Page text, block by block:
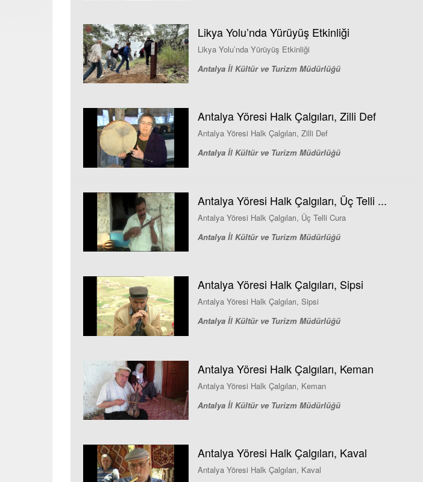
Likya Yolu’nda Yürüyüş Etkinliği
Likya Yolu’nda Yürüyüş Etkinliği
Antalya İl Kültür ve Turizm Müdürlüğü
Antalya Yöresi Halk Çalgıları, Zilli Def
Antalya Yöresi Halk Çalgıları, Zilli Def
Antalya İl Kültür ve Turizm Müdürlüğü
Antalya Yöresi Halk Çalgıları, Üç Telli ...
Antalya Yöresi Halk Çalgıları, Üç Telli Cura
Antalya İl Kültür ve Turizm Müdürlüğü
Antalya Yöresi Halk Çalgıları, Sipsi
Antalya Yöresi Halk Çalgıları, Sipsi
Antalya İl Kültür ve Turizm Müdürlüğü
Antalya Yöresi Halk Çalgıları, Keman
Antalya Yöresi Halk Çalgıları, Keman
Antalya İl Kültür ve Turizm Müdürlüğü
Antalya Yöresi Halk Çalgıları, Kaval
Antalya Yöresi Halk Çalgıları, Kaval